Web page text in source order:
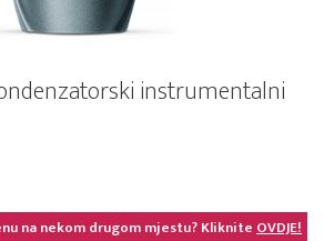
instrumentalni
na nekom drugom mjestu? KlikniteOVDJE!